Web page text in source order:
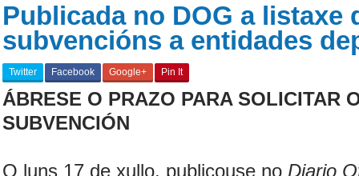
Publicada no DOG a listaxe
subvencións a entidades
Twitter Facebook Google+ Pin It
ÁBRESE O PRAZO PARA SOLICITAR
SUBVENCIÓN
O luns 17 de xullo, publicouse no Diario